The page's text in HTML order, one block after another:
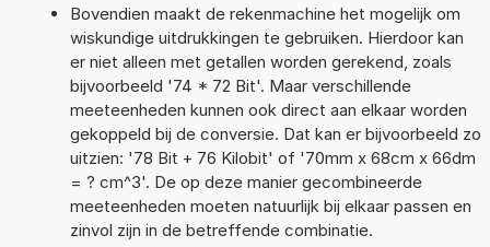
Bovendien maakt de rekenmachine het mogelijk om
wiskundige uitdrukkingen te gebruiken. Hierdoor kan
er niet alleen met getallen worden gerekend, zoals
bijvoorbeeld '74 * 72 Bit'. Maar verschillende
meeteenheden kunnen ook direct aan elkaar worden
gekoppeld bij de conversie. Dat kan er bijvoorbeeld zo
uitzien: '78 Bit + 76 Kilobit' of '70mm x 68cm x 66dm
= ? cm^3'. De op deze manier gecombineerde
meeteenheden moeten natuurlijk bij elkaar passen en
zinvol zijn in de betreffende combinatie.